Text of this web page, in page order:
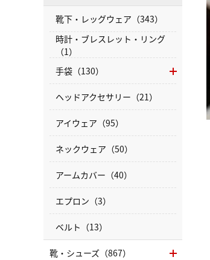
靴下・レッグウェア（343）
時計・ブレスレット・リング
（1）
手袋（130）
ヘッドアクセサリー（21）
アイウェア（95）
ネックウェア（50）
アームカバー（40）
エプロン（3）
ベルト（13）
靴・シューズ（867）